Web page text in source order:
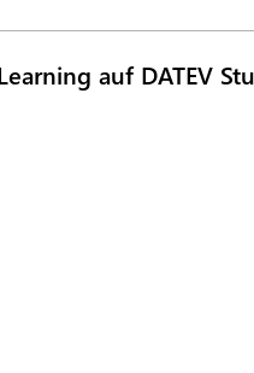
auf DATEV